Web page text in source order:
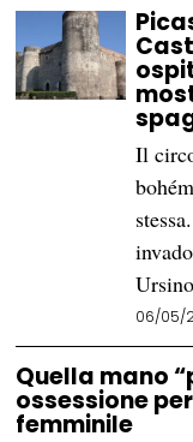
Il
06/05/
Quella mano
ossessione
femminile